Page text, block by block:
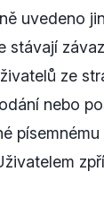
uvedeno
stávají
ze
nebo
písemnému